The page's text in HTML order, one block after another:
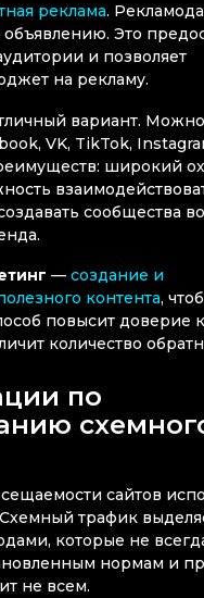
реклама.
Это
и позволяет
на рекламу.
вариант. Можно
VK, TikTok,
широкий
сообщества
— создание и
контента,
повысит доверие
количество
по
сайтов
трафик
которые не
нормам и
не всем.